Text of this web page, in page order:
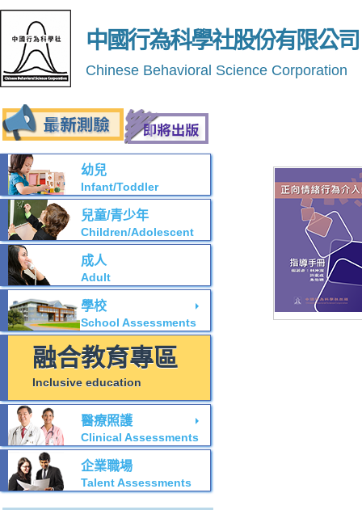
中國行為科學社股份有限公司
Chinese Behavioral Science Corporation
幼兒
Infant/Toddler
兒童/青少年
Children/Adolescent
成人
Adult
學校
School Assessments
融合教育專區
Inclusive education
醫療照護
Clinical Assessments
企業職場
Talent Assessments